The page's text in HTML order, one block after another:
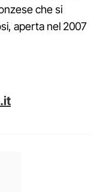
che si
aperta nel 2007